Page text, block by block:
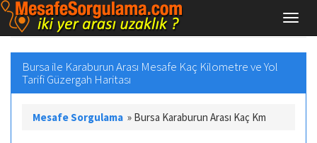
Bursa ile Karaburun Arası Mesafe Kaç Kilometre ve Yol
Tarifi Güzergah Haritası
Mesafe Sorgulama » Bursa Karaburun Arası Kaç Km